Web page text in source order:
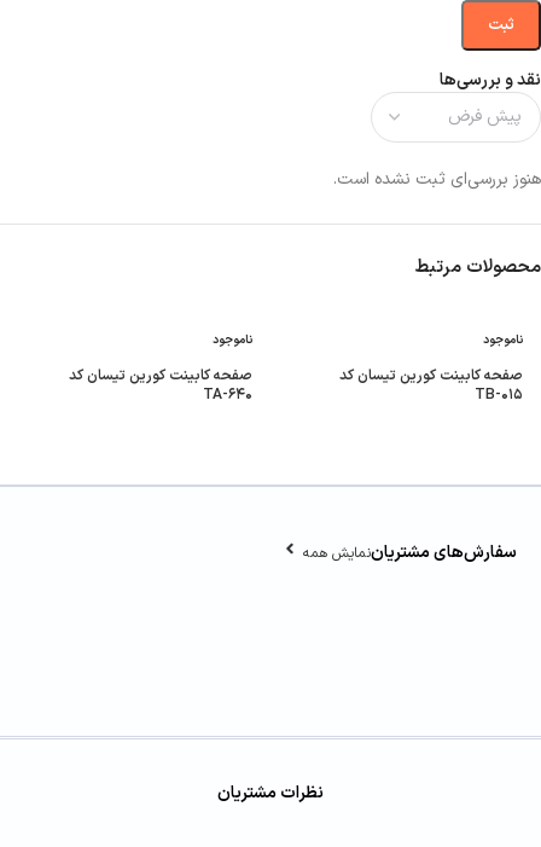
نقد و بررسی‌ها
هنوز بررسی‌ای ثبت نشده است.
محصولات مرتبط
ناموجود
صفحه کابینت کورین تیسان کد
TB-۰۱۵
ناموجود
صفحه کابینت کورین تیسان کد
TA-۶۴۰
سفارش‌های مشتریاننمایش همه
نظرات مشتریان